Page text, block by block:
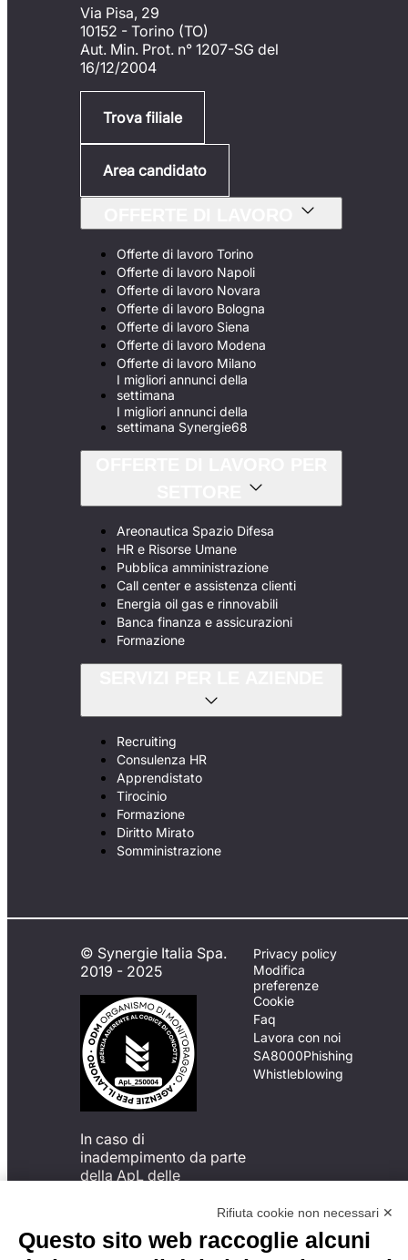
Via Pisa, 29
10152 - Torino (TO)
Aut. Min. Prot. n° 1207-SG del
16/12/2004
Trova filiale
Area candidato
Offerte di lavoro Torino
Offerte di lavoro Napoli
Offerte di lavoro Novara
Offerte di lavoro Bologna
Offerte di lavoro Siena
Offerte di lavoro Modena
Offerte di lavoro Milano
I migliori annunci della
settimana
I migliori annunci della
settimana Synergie68
Areonautica Spazio Difesa
HR e Risorse Umane
Pubblica amministrazione
Call center e assistenza clienti
Energia oil gas e rinnovabili
Banca finanza e assicurazioni
Formazione
Recruiting
Consulenza HR
Apprendistato
Tirocinio
Formazione
Diritto Mirato
Somministrazione
© Synergie Italia Spa.
2019 - 2025
In caso di
inadempimento da parte
della ApL delle
del Codice di Condotta, è
possibile presentare un
reclamo
Privacy policy
Modifica
preferenze
Cookie
Faq
Lavora con noi
SA8000Phishing
Whistleblowing
Rifiuta cookie non necessari ✕
Questo sito web raccoglie alcuni